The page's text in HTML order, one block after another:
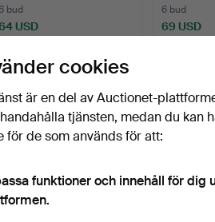
bud
USD
6 bud
69 USD
cookies
är en del av Auctionet-
tjänsten, medan du kan
för de som används för att:
funktioner och innehåll för dig